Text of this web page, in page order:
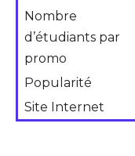
Nombre
d’étudiants par
promo
Popularité
Site Internet